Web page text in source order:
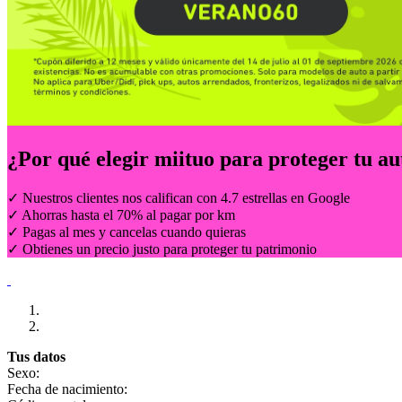
¿Por qué elegir miituo para proteger tu
✓ Nuestros clientes nos califican con 4.7 estrellas en Google
✓ Ahorras hasta el 70% al pagar por km
✓ Pagas al mes y cancelas cuando quieras
✓ Obtienes un precio justo para proteger tu patrimonio
Tus datos
Sexo:
Fecha de nacimiento: